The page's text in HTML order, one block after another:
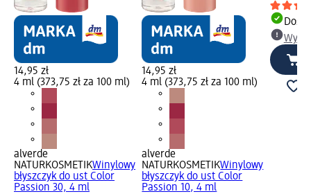
14,95 zł
4 ml (373,75 zł za 100 ml)
alverde
NATURKOSMETIKWinylowy
błyszczyk do ust Color
Passion 30, 4 ml
14,95 zł
4 ml (373,75 zł za 100 ml)
alverde
NATURKOSMETIKWinylowy
błyszczyk do ust Color
Passion 10, 4 ml